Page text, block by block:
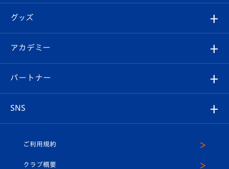
チケット
イベント
メディア
ホームタウン
スタッフプロフィール
マスコット紹介
はじめての観戦ガイド
Revive Team
ヴィヴィくんの長崎おもてなしガイド
フォトギャラリー
スタジアムグルメ
チケット
V-LOVERS（ファンクラブ）
プレイヤーズスイート
グッズ
オンラインショップ
店舗情報
アカデミー
育成からのお知らせ
U-18
パートナー
SNS
ヴィヴィくんインスタグラム
ご利用規約
クラブ概要